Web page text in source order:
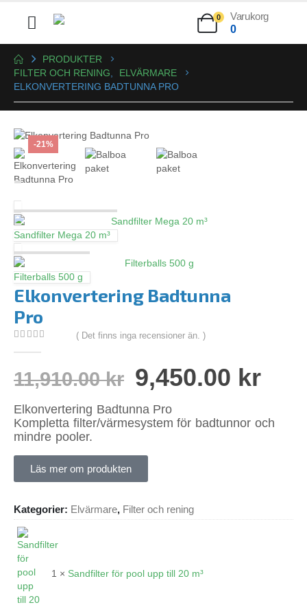
0
Varukorg
0
PRODUKTER
FILTER OCH RENING
ELVÄRMARE
ELKONVERTERING BADTUNNA PRO
-21%
Sandfilter Mega 20 m³
Filterballs 500 g
Elkonvertering Badtunna
Pro
( Det finns inga recensioner än. )
11,910.00kr 9,450.00 kr
Elkonvertering Badtunna Pro
Kompletta filter/värmesystem för badtunnor och
mindre pooler.
Läs mer om produkten
Kategorier: Elvärmare, Filter och rening
1 × Sandfilter för pool upp till 20 m³